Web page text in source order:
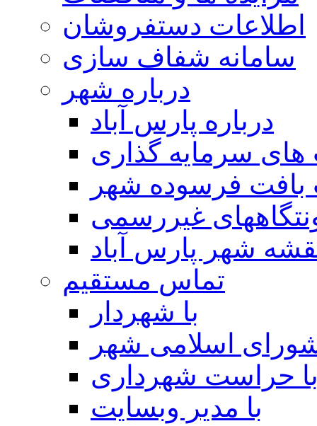
اطلاعات دستفروشان
سامانه شفاف سازی
درباره شهر
درباره پارس آباد
سرمایه گذاری
بافت فرسوده شهر
غیررسمی
شهر پارس آباد
تماس مستقیم
با شهردار
اسلامی شهر
حراست شهرداری
با مدیر وبسایت